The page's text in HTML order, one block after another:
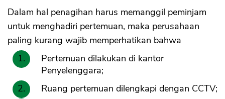
Dalam hal penagihan harus memanggil peminjam
untuk menghadiri pertemuan, maka perusahaan
paling kurang wajib memperhatikan bahwa
Pertemuan dilakukan di kantor
Penyelenggara;
Ruang pertemuan dilengkapi dengan CCTV;